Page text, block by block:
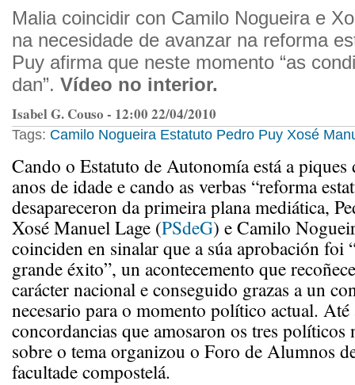
Malia coincidir con Camilo Nogueira e
na necesidade de avanzar na reforma
Puy afirma que neste momento “as
dan”. Vídeo no interior.
Isabel G. Couso - 12:00 22/04/2010
Tags: Camilo Nogueira Estatuto Pedro Puy Xosé
Cando o Estatuto de Autonomía está a
anos de idade e cando as verbas “reforma
desapareceron da primeira plana mediática,
Xosé Manuel Lage (PSdeG) e Camilo
coinciden en sinalar que a súa aprobación foi
grande éxito”, un acontecemento que
carácter nacional e conseguido grazas a un
necesario para o momento político actual. Até
concordancias que amosaron os tres políticos
sobre o tema organizou o Foro de Alumnos
facultade compostelá.